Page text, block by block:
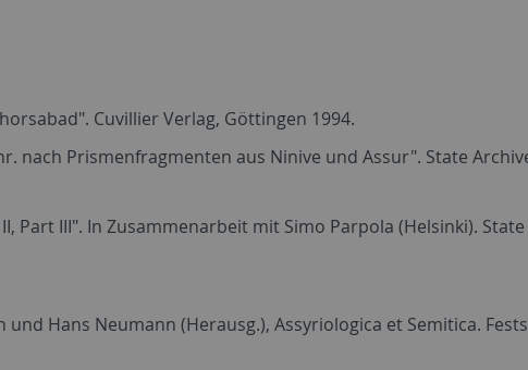
Cuvillier Verlag, Göttingen 1994.
nach Prismenfragmenten aus Ninive und Assur". State
Part III". In Zusammenarbeit mit Simo Parpola (Helsinki).
und Hans Neumann (Herausg.), Assyriologica et Semitica.